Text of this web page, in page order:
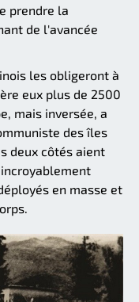
prendre la
de l'avancée
les obligeront à
eux plus de 2500
mais inversée, a
des îles
deux côtés aient
en masse et